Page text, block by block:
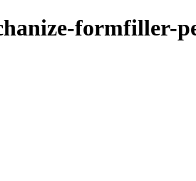
formfiller-